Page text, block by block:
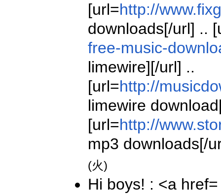
[url=http://
downloads[/url] ..
free-music-
limewire][/url] ..
[url=http://
limewire
[url=http://
mp3 downloads[/
(火)
Hi boys! : <a